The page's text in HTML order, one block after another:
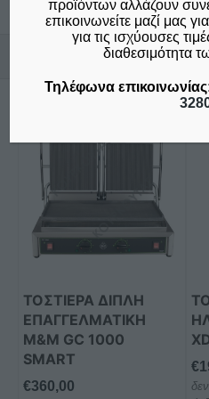
Σχετικά
ΤΟΣΤΙΕΡΑ ΔΙΠΛΗ
ΕΠΑΓΓΕΛΜΑΤΙΚΗ
M&M GC 1000
SMART
€360,00
€
το
να
προϊόντων αλλάζουν
επικοινωνείτε μαζί μας
για τις ισχύουσες
διαθεσιμότητα
Τηλέφωνα